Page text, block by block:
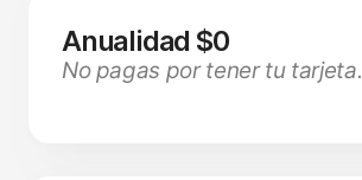
Anualidad $0
No pagas por tener tu tarjeta.